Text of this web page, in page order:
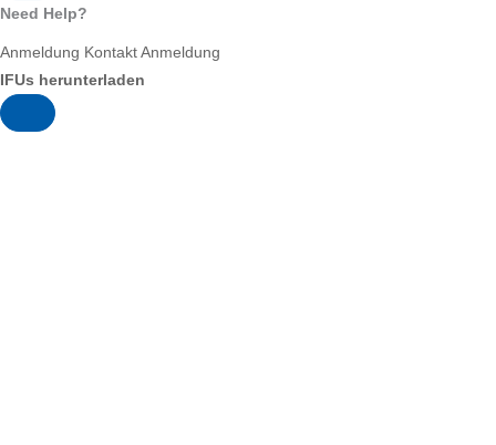
Need Help?
Anmeldung Kontakt Anmeldung
IFUs herunterladen